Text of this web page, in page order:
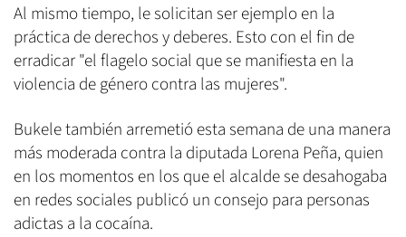
Al mismo tiempo, le solicitan ser ejemplo en la
práctica de derechos y deberes. Esto con el fin de
erradicar "el flagelo social que se manifiesta en la
violencia de género contra las mujeres".
Bukele también arremetió esta semana de una manera
más moderada contra la diputada Lorena Peña, quien
en los momentos en los que el alcalde se desahogaba
en redes sociales publicó un consejo para personas
adictas a la cocaína.